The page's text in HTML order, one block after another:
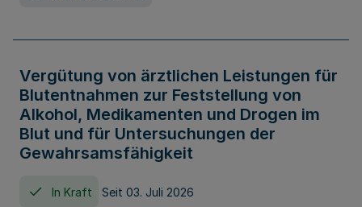
Vergütung von ärztlichen Leistungen für
Blutentnahmen zur Feststellung von
Alkohol, Medikamenten und Drogen im
Blut und für Untersuchungen der
Gewahrsamsfähigkeit
In Kraft Seit 03. Juli 2026